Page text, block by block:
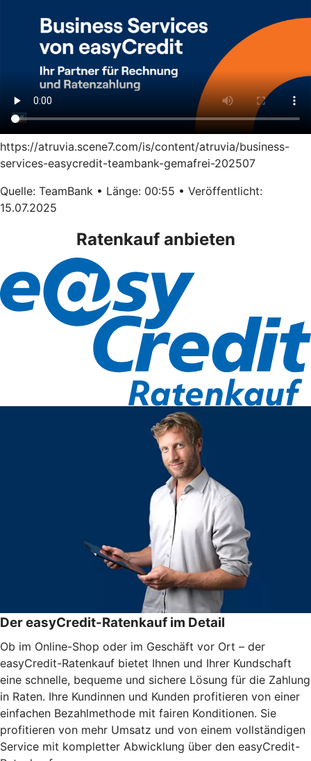
https://atruvia.scene7.com/is/content/atruvia/business-
services-easycredit-teambank-gemafrei-202507
Quelle: TeamBank • Länge: 00:55 • Veröffentlicht:
15.07.2025
Ratenkauf anbieten
Der easyCredit-Ratenkauf im Detail
Ob im Online-Shop oder im Geschäft vor Ort – der
easyCredit-Ratenkauf bietet Ihnen und Ihrer Kundschaft
eine schnelle, bequeme und sichere Lösung für die Zahlung
in Raten. Ihre Kundinnen und Kunden profitieren von einer
einfachen Bezahlmethode mit fairen Konditionen. Sie
profitieren von mehr Umsatz und von einem vollständigen
Service mit kompletter Abwicklung über den easyCredit-